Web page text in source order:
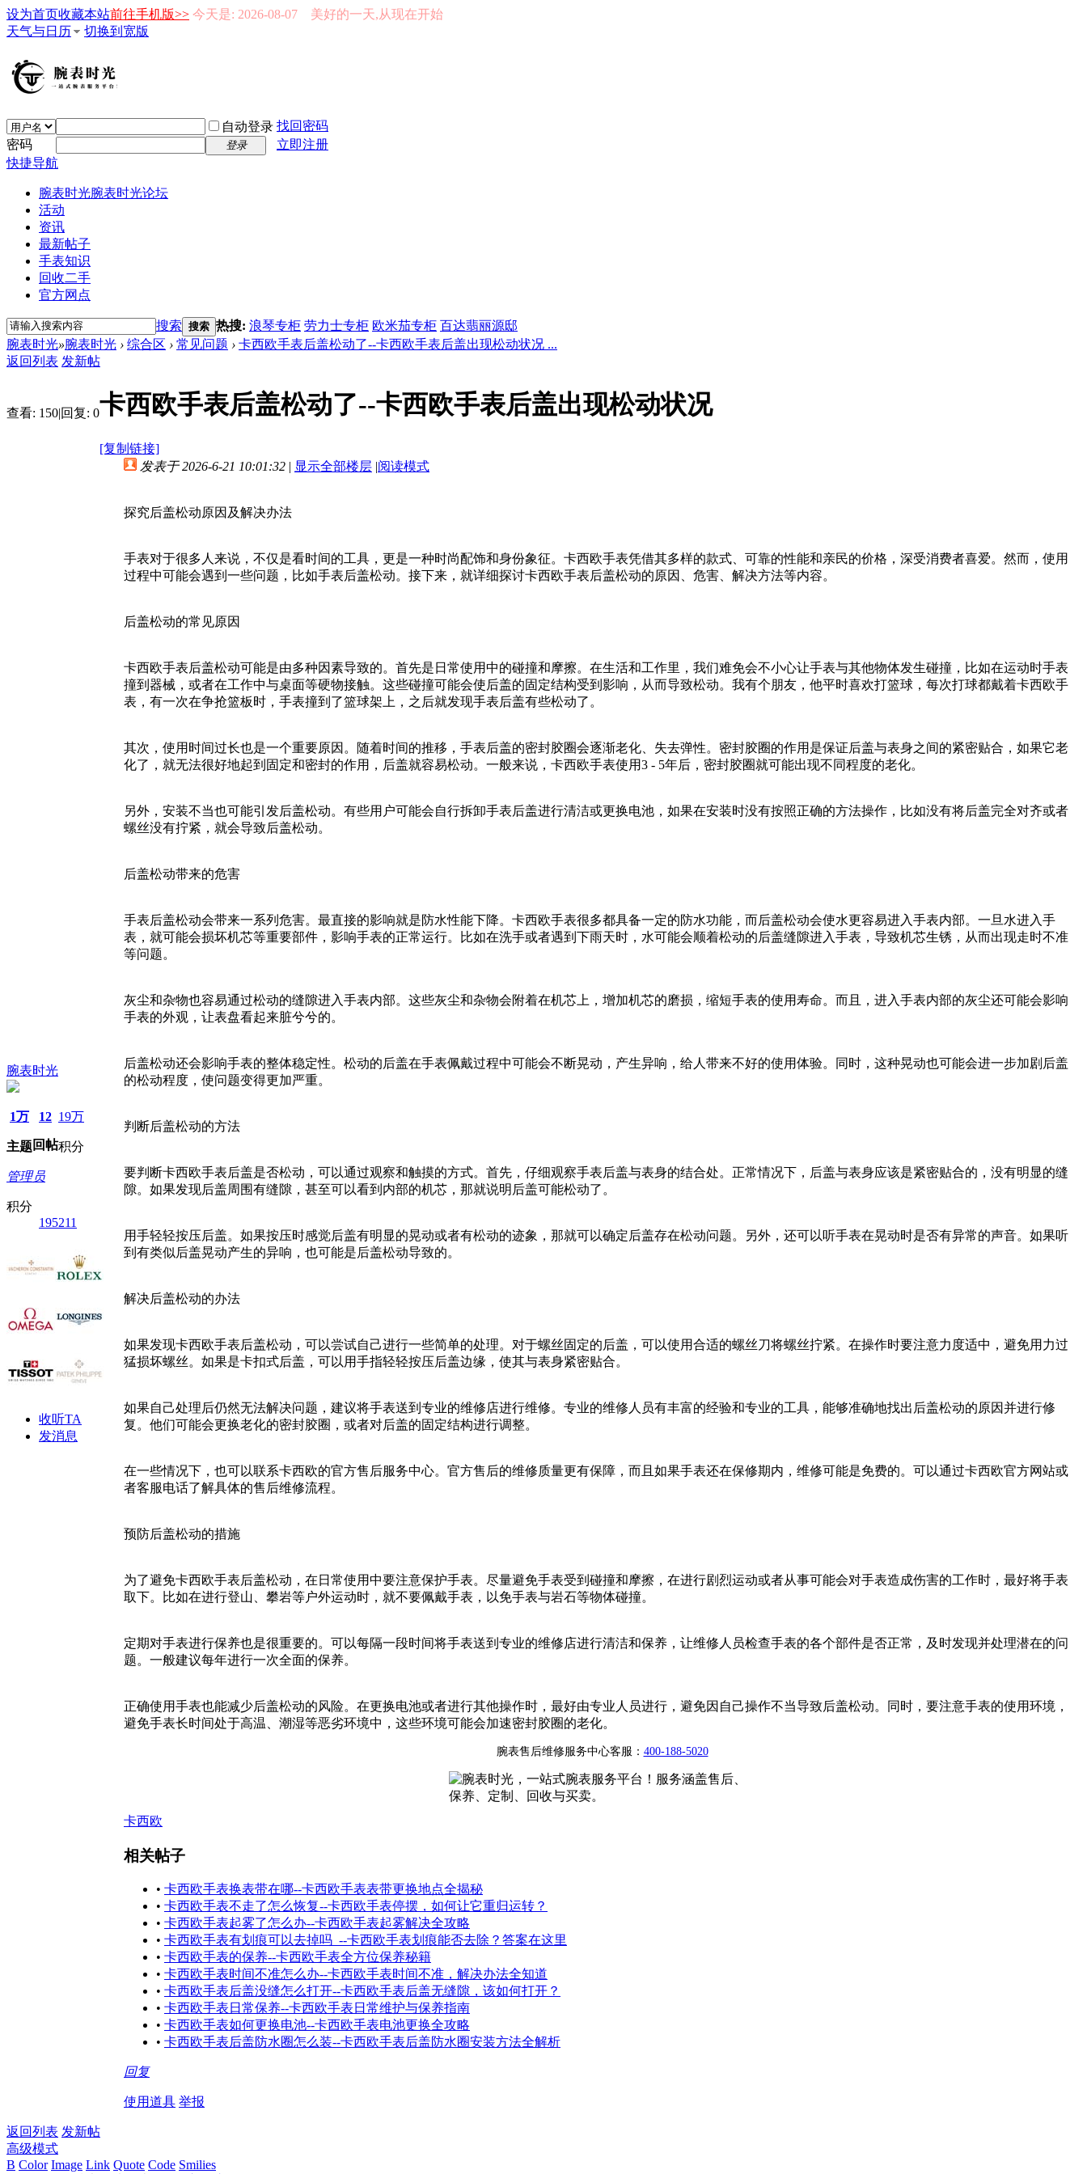
设为首页收藏本站前往手机版>> 今天是: 2026-08-07 美好的一天,从现在开始
天气与日历
切换到宽版
自动登录 找回密码
密码
登录
立即注册
快捷导航
腕表时光腕表时光论坛
活动
资讯
最新帖子
手表知识
回收二手
官方网点
搜索 搜索 热搜: 浪琴专柜 劳力士专柜 欧米茄专柜 百达翡丽源邸
腕表时光»腕表时光 › 综合区 › 常见问题 › 卡西欧手表后盖松动了--卡西欧手表后盖出现松动状况 ...
返回列表 发新帖
查看: 150|回复: 0卡西欧手表后盖松动了--卡西欧手表后盖出现松动状况
[复制链接]
腕表时光
1万
主题
12
回帖
19万
积分
管理员
积分
195211
收听TA
发消息
发表于 2026-6-21 10:01:32 | 显示全部楼层 |阅读模式
探究后盖松动原因及解决办法
手表对于很多人来说，不仅是看时间的工具，更是一种时尚配饰和身份象征。卡西欧手表凭借其多样的款式、可靠的性能和亲民的价格，深受消费者喜爱。然而，使用
过程中可能会遇到一些问题，比如手表后盖松动。接下来，就详细探讨卡西欧手表后盖松动的原因、危害、解决方法等内容。
后盖松动的常见原因
卡西欧手表后盖松动可能是由多种因素导致的。首先是日常使用中的碰撞和摩擦。在生活和工作里，我们难免会不小心让手表与其他物体发生碰撞，比如在运动时手表
撞到器械，或者在工作中与桌面等硬物接触。这些碰撞可能会使后盖的固定结构受到影响，从而导致松动。我有个朋友，他平时喜欢打篮球，每次打球都戴着卡西欧手
表，有一次在争抢篮板时，手表撞到了篮球架上，之后就发现手表后盖有些松动了。
其次，使用时间过长也是一个重要原因。随着时间的推移，手表后盖的密封胶圈会逐渐老化、失去弹性。密封胶圈的作用是保证后盖与表身之间的紧密贴合，如果它老
化了，就无法很好地起到固定和密封的作用，后盖就容易松动。一般来说，卡西欧手表使用3 - 5年后，密封胶圈就可能出现不同程度的老化。
另外，安装不当也可能引发后盖松动。有些用户可能会自行拆卸手表后盖进行清洁或更换电池，如果在安装时没有按照正确的方法操作，比如没有将后盖完全对齐或者
螺丝没有拧紧，就会导致后盖松动。
后盖松动带来的危害
手表后盖松动会带来一系列危害。最直接的影响就是防水性能下降。卡西欧手表很多都具备一定的防水功能，而后盖松动会使水更容易进入手表内部。一旦水进入手
表，就可能会损坏机芯等重要部件，影响手表的正常运行。比如在洗手或者遇到下雨天时，水可能会顺着松动的后盖缝隙进入手表，导致机芯生锈，从而出现走时不准
等问题。
灰尘和杂物也容易通过松动的缝隙进入手表内部。这些灰尘和杂物会附着在机芯上，增加机芯的磨损，缩短手表的使用寿命。而且，进入手表内部的灰尘还可能会影响
手表的外观，让表盘看起来脏兮兮的。
后盖松动还会影响手表的整体稳定性。松动的后盖在手表佩戴过程中可能会不断晃动，产生异响，给人带来不好的使用体验。同时，这种晃动也可能会进一步加剧后盖
的松动程度，使问题变得更加严重。
判断后盖松动的方法
要判断卡西欧手表后盖是否松动，可以通过观察和触摸的方式。首先，仔细观察手表后盖与表身的结合处。正常情况下，后盖与表身应该是紧密贴合的，没有明显的缝
隙。如果发现后盖周围有缝隙，甚至可以看到内部的机芯，那就说明后盖可能松动了。
用手轻轻按压后盖。如果按压时感觉后盖有明显的晃动或者有松动的迹象，那就可以确定后盖存在松动问题。另外，还可以听手表在晃动时是否有异常的声音。如果听
到有类似后盖晃动产生的异响，也可能是后盖松动导致的。
解决后盖松动的办法
如果发现卡西欧手表后盖松动，可以尝试自己进行一些简单的处理。对于螺丝固定的后盖，可以使用合适的螺丝刀将螺丝拧紧。在操作时要注意力度适中，避免用力过
猛损坏螺丝。如果是卡扣式后盖，可以用手指轻轻按压后盖边缘，使其与表身紧密贴合。
如果自己处理后仍然无法解决问题，建议将手表送到专业的维修店进行维修。专业的维修人员有丰富的经验和专业的工具，能够准确地找出后盖松动的原因并进行修
复。他们可能会更换老化的密封胶圈，或者对后盖的固定结构进行调整。
在一些情况下，也可以联系卡西欧的官方售后服务中心。官方售后的维修质量更有保障，而且如果手表还在保修期内，维修可能是免费的。可以通过卡西欧官方网站或
者客服电话了解具体的售后维修流程。
预防后盖松动的措施
为了避免卡西欧手表后盖松动，在日常使用中要注意保护手表。尽量避免手表受到碰撞和摩擦，在进行剧烈运动或者从事可能会对手表造成伤害的工作时，最好将手表
取下。比如在进行登山、攀岩等户外运动时，就不要佩戴手表，以免手表与岩石等物体碰撞。
定期对手表进行保养也是很重要的。可以每隔一段时间将手表送到专业的维修店进行清洁和保养，让维修人员检查手表的各个部件是否正常，及时发现并处理潜在的问
题。一般建议每年进行一次全面的保养。
正确使用手表也能减少后盖松动的风险。在更换电池或者进行其他操作时，最好由专业人员进行，避免因自己操作不当导致后盖松动。同时，要注意手表的使用环境，
避免手表长时间处于高温、潮湿等恶劣环境中，这些环境可能会加速密封胶圈的老化。
腕表售后维修服务中心客服： 400-188-5020
卡西欧
相关帖子
• 卡西欧手表换表带在哪--卡西欧手表表带更换地点全揭秘
• 卡西欧手表不走了怎么恢复--卡西欧手表停摆，如何让它重归运转？
• 卡西欧手表起雾了怎么办--卡西欧手表起雾解决全攻略
• 卡西欧手表有划痕可以去掉吗_--卡西欧手表划痕能否去除？答案在这里
• 卡西欧手表的保养--卡西欧手表全方位保养秘籍
• 卡西欧手表时间不准怎么办--卡西欧手表时间不准，解决办法全知道
• 卡西欧手表后盖没缝怎么打开--卡西欧手表后盖无缝隙，该如何打开？
• 卡西欧手表日常保养--卡西欧手表日常维护与保养指南
• 卡西欧手表如何更换电池--卡西欧手表电池更换全攻略
• 卡西欧手表后盖防水圈怎么装--卡西欧手表后盖防水圈安装方法全解析
回复
使用道具 举报
返回列表 发新帖
高级模式
B Color Image Link Quote Code Smilies